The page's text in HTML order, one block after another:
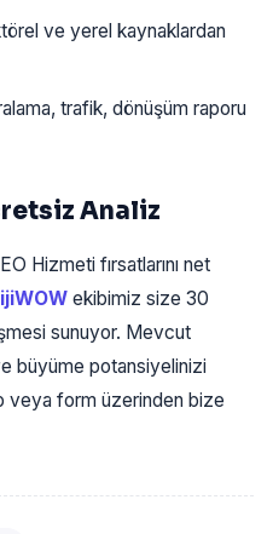
ve yerel kaynaklardan
trafik, dönüşüm raporu
Analiz
Hizmeti fırsatlarını net
ekibimiz size 30
sunuyor. Mevcut
büyüme potansiyelinizi
veya form üzerinden bize